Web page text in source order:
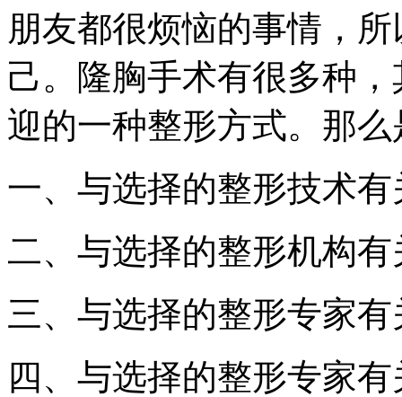
朋友都很烦恼的事情，
己。隆胸手术有很多种
迎的一种整形方式。那
一、与选择的整形技术有
二、与选择的整形机构有
三、与选择的整形专家有
四、与选择的整形专家有